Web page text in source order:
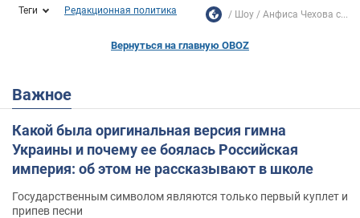
Теги Редакционная политика Шоу Анфиса Чехова с...
Вернуться на главную OBOZ
Важное
Какой была оригинальная версия гимна
Украины и почему ее боялась Российская
империя: об этом не рассказывают в школе
Государственным символом являются только первый куплет и
припев песни